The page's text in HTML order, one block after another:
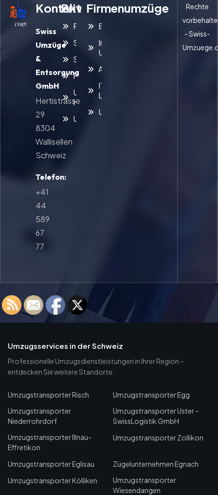
Kontakt
Swiss
Umzüge
&
Entsorgung
GmbH
Hertistrasse
29
8304
Wallisellen
Schweiz
Telefon:
+41
44
589
67
77
Privatumzüge
Privatumzug
Seniorenumzug
Studentenumzug
Familienumzug
Umzug mit
Haustieren
Umzugsreinigung
Firmenumzüge
Büroumzug
Interner
Umzug
Archivumzug
IT- und
Laborumzug
Umzugsreinigung
Rechte
- Swiss-
Umzugsservices in der Schweiz
Professionelle Umzugsdienstleistungen in Ihrer Region –
entdecken Sie weitere Standorte:
Umzugstransporter Risch
Umzugstransporter Egg
Umzugstransporter
Niederrohrdorf
Umzugstransporter Uster –
SwissLogistik GmbH
Umzugstransporter Illnau-
Effretikon
Umzugstransporter Zollikon
Umzugstransporter Eglisau
Zügelunternehmen Egnach
Umzugstransporter Kölliken
Umzugstransporter
Wiesendangen